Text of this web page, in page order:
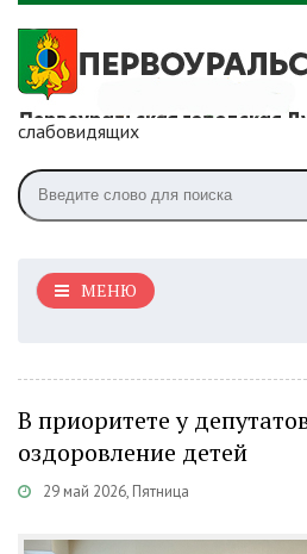
слабовидящих
МЕНЮ
В приоритете у
оздоровление детей
29 май 2026, Пятница